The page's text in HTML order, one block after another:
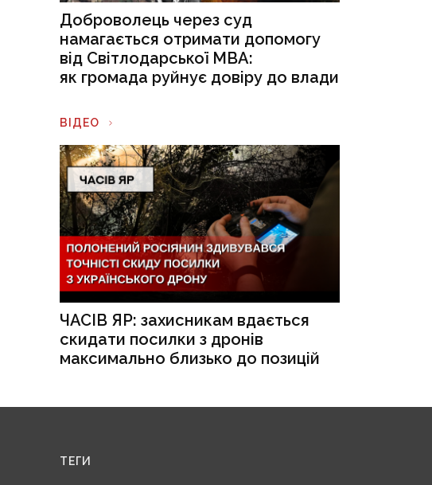
Доброволець через суд
намагається отримати допомогу
від Світлодарської МВА:
як громада руйнує довіру до влади
ВІДЕО
ЧАСІВ ЯР: захисникам вдається
скидати посилки з дронів
максимально близько до позицій
ТЕГИ